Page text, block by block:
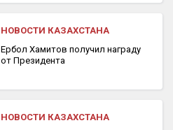
НОВОСТИ КАЗАХСТАНА
Ербол Хамитов получил награду
от Президента
НОВОСТИ КАЗАХСТАНА